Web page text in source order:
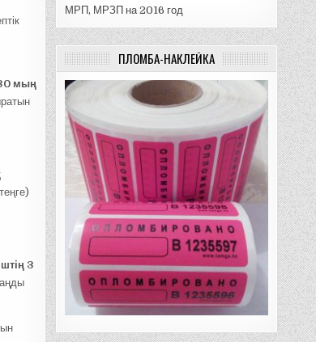
30 мың
3
МРП, МРЗП на 2016 год
ПЛОМБА-НАКЛЕЙКА